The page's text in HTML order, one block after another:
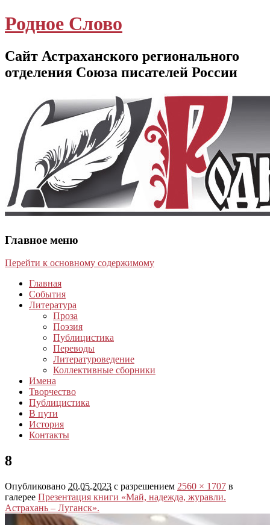
Родное Слово
Сайт Астраханского регионального
отделения Союза писателей России
Главное меню
Перейти к основному содержимому
Главная
События
Литература
Проза
Поэзия
Публицистика
Переводы
Литературоведение
Коллективные сборники
Имена
Творчество
Публицистика
В пути
История
Контакты
8
Опубликовано 20.05.2023 с разрешением 2560 × 1707 в
галерее Презентация книги «Май, надежда, журавли.
Астрахань – Луганск».